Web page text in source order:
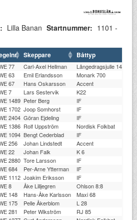
Lilla Banan Startnummer: 1101 -
Skeppare Båttyp
77 Carl-Axel Hellman
Långedragsjulle 14 kvm
63 Emil Erlandsson
Monark 700
67 Hans Oskarsson
Accent
7 Lars Sestervik
K22
1489 Peter Berg
IF
1702 Joop Somhorst
IF
2404 Göran Ejdeling
IF
1386 Rolf Uppström
Nordisk Folkbat
1094 Bengt Cederblad
IF
256 Johan Lindstedt
Accent
22 Johan Falk
K 6
2880 Tore Larsson
IF
684 Per-Arne Ytterman
IF
1112 Joakim Eriksson
IF
8 Åke Lilljegren
Ohlson 8:8
148 Hans-Åke Karlsson
Maxi 68
175 Pelle Åkerblom
L 28
281 Peter Wikström
RJ 85